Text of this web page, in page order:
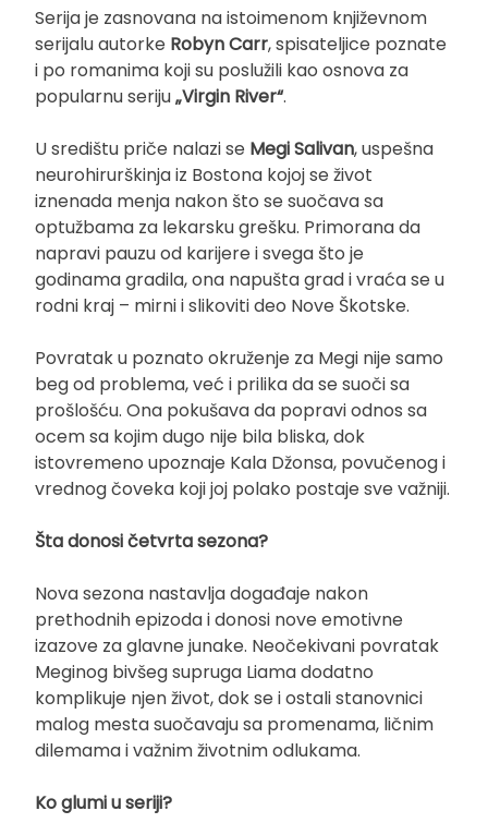
Serija je zasnovana na istoimenom književnom
serijalu autorke Robyn Carr, spisateljice poznate
i po romanima koji su poslužili kao osnova za
popularnu seriju„Virgin River“.
U središtu priče nalazi se Megi Salivan, uspešna
neurohirurškinja iz Bostona kojoj se život
iznenada menja nakon što se suočava sa
optužbama za lekarsku grešku. Primorana da
napravi pauzu od karijere i svega što je
godinama gradila, ona napušta grad i vraća se u
rodni kraj – mirni i slikoviti deo Nove Škotske.
Povratak u poznato okruženje za Megi nije samo
beg od problema, već i prilika da se suoči sa
prošlošću. Ona pokušava da popravi odnos sa
ocem sa kojim dugo nije bila bliska, dok
istovremeno upoznaje Kala Džonsa, povučenog i
vrednog čoveka koji joj polako postaje sve važniji.
Šta donosi četvrta sezona?
Nova sezona nastavlja događaje nakon
prethodnih epizoda i donosi nove emotivne
izazove za glavne junake. Neočekivani povratak
Meginog bivšeg supruga Liama dodatno
komplikuje njen život, dok se i ostali stanovnici
malog mesta suočavaju sa promenama, ličnim
dilemama i važnim životnim odlukama.
Ko glumi u seriji?